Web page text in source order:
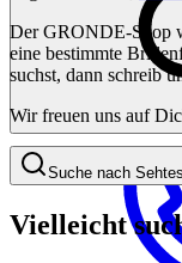
Der GRONDE-Shop
eine bestimmte
suchst, dann schreib
Wir freuen uns auf
Suche nach
Vielleicht